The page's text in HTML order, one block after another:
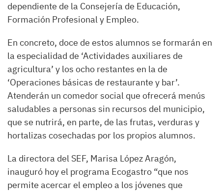
dependiente de la Consejería de Educación,
Formación Profesional y Empleo.
En concreto, doce de estos alumnos se formarán en
la especialidad de ‘Actividades auxiliares de
agricultura’ y los ocho restantes en la de
‘Operaciones básicas de restaurante y bar’.
Atenderán un comedor social que ofrecerá menús
saludables a personas sin recursos del municipio,
que se nutrirá, en parte, de las frutas, verduras y
hortalizas cosechadas por los propios alumnos.
La directora del SEF, Marisa López Aragón,
inauguró hoy el programa Ecogastro “que nos
permite acercar el empleo a los jóvenes que